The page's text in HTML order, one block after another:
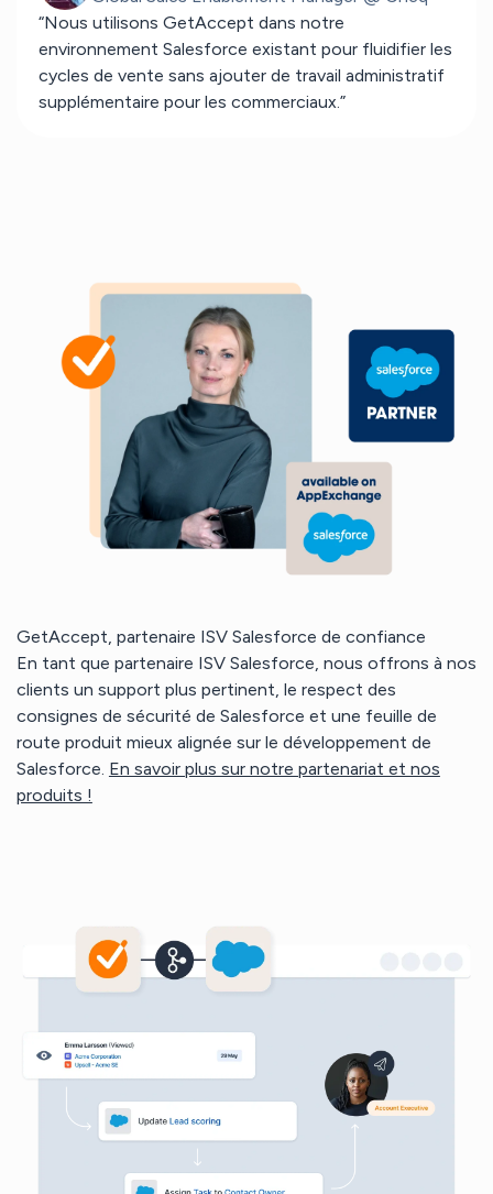
“Nous utilisons GetAccept dans notre
environnement Salesforce existant pour fluidifier les
cycles de vente sans ajouter de travail administratif
supplémentaire pour les commerciaux.”
GetAccept, partenaire ISV Salesforce de confiance
En tant que partenaire ISV Salesforce, nous offrons à nos
clients un support plus pertinent, le respect des
consignes de sécurité de Salesforce et une feuille de
route produit mieux alignée sur le développement de
Salesforce. En savoir plus sur notre partenariat et nos
produits !